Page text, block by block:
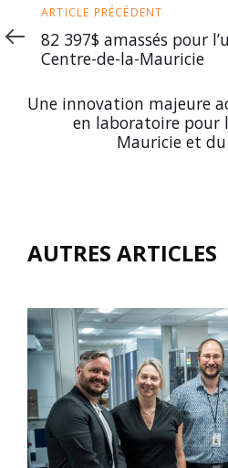
Article
précédent
ARTICLE PRÉCÉDENT
82 397$ amassés pour
Centre-de-la-Mauricie
suivant
Une innovation majeure
en laboratoire pour
Mauricie et
AUTRES ARTICLES